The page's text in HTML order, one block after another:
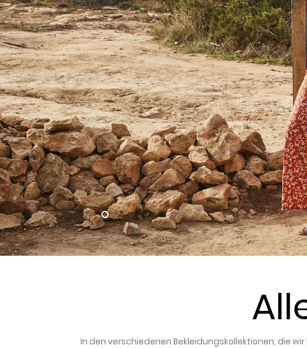
In den verschiedenen Bekleidungskollektionen, die